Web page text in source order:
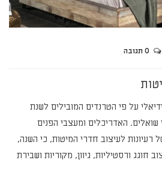
על פי הטרנדים המובילים לשנת
מי שואלים. האדריכלים ומעצבי הפנים
רעיונות לעיצוב חדרי המיטות, כי השנה,
חוגג ורסטיליות, גיוון, מקוריות ושבירת